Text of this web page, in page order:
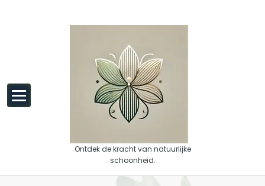
Ontdek de kracht van natuurlijke
schoonheid.